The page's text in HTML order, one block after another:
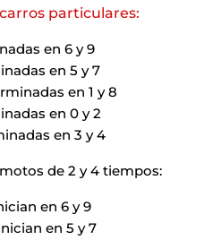
carros particulares:
en 6 y 9
en 5 y 7
en 1 y 8
en 0 y 2
en 3 y 4
de 2 y 4 tiempos:
en 6 y 9
en 5 y 7